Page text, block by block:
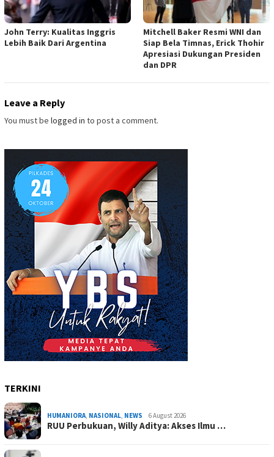
John Terry: Kualitas Inggris
Lebih Baik Dari Argentina
Mitchell Baker Resmi WNI dan
Siap Bela Timnas, Erick Thohir
Apresiasi Dukungan Presiden
dan DPR
Leave a Reply
You must be logged in to post a comment.
TERKINI
HUMANIORA, NASIONAL, NEWS 6 August 2026
RUU Perbukuan, Willy Aditya: Akses Ilmu …